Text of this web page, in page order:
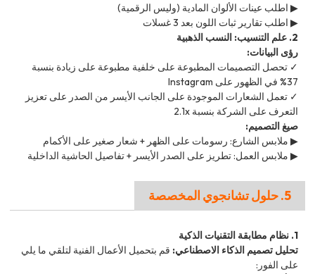
▶ اطلب عينات الألوان المادية (وليس الرقمية)
▶ اطلب تقارير ثبات اللون بعد 3 غسلات
2. علم التنسيب: النسب الذهبية
رؤى البيانات:
✓ تحصل التصميمات المطبوعة على خلفية مطبوعة على زيادة بنسبة
37% في الظهور على Instagram
✓ تعمل الشعارات الموجودة على الجانب الأيسر من الصدر على تعزيز
التعرف على الشركة بنسبة 2.1x
صيغ التصميم:
▶ ملابس الشارع: رسومات على الظهر + شعار صغير على الأكمام
▶ ملابس العمل: تطريز على الصدر الأيسر + تفاصيل الحاشية الداخلية
5. حلول تشانجوي المخصصة
1. نظام مطابقة التقنيات الذكية
تحليل تصميم الذكاء الاصطناعي: قم بتحميل الأعمال الفنية لتلقي ما يلي
على الفور: